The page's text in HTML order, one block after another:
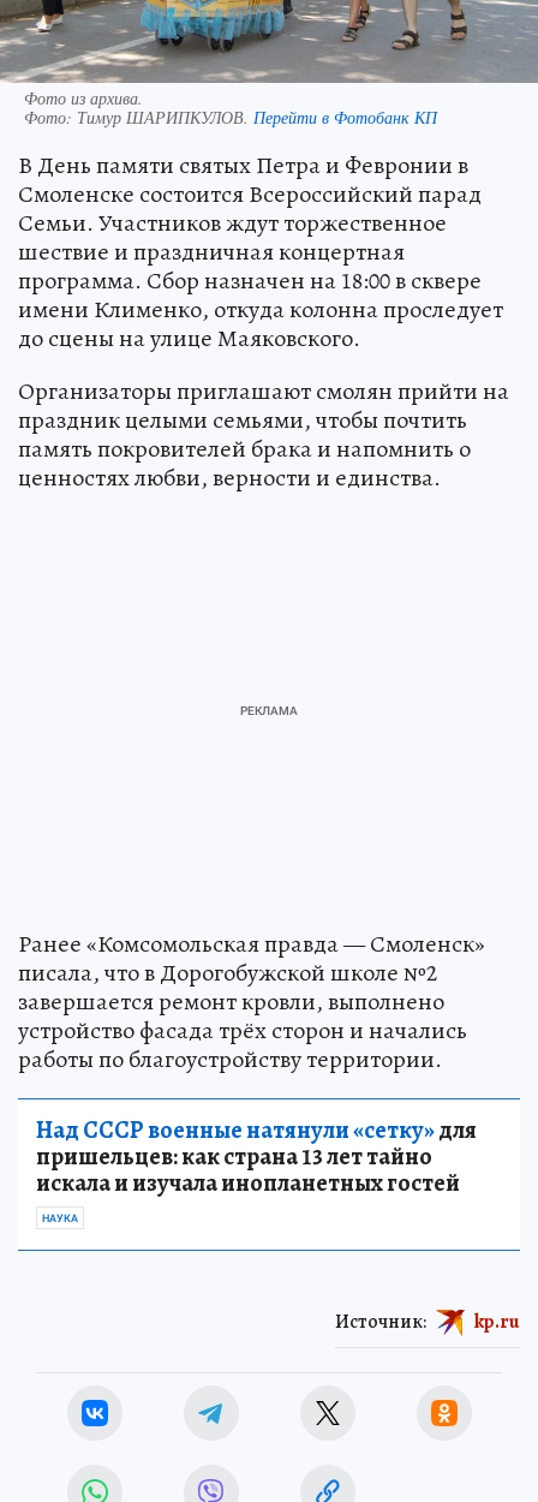
Фото из архива.
Фото: Тимур ШАРИПКУЛОВ. Перейти в Фотобанк КП
В День памяти святых Петра и Февронии в
Смоленске состоится Всероссийский парад
Семьи. Участников ждут торжественное
шествие и праздничная концертная
программа. Сбор назначен на 18:00 в сквере
имени Клименко, откуда колонна проследует
до сцены на улице Маяковского.
Организаторы приглашают смолян прийти на
праздник целыми семьями, чтобы почтить
память покровителей брака и напомнить о
ценностях любви, верности и единства.
Ранее «Комсомольская правда — Смоленск»
писала, что в Дорогобужской школе №2
завершается ремонт кровли, выполнено
устройство фасада трёх сторон и начались
работы по благоустройству территории.
Над СССР военные натянули «сетку»для
пришельцев: как страна 13 лет тайно
искала и изучала инопланетных гостей
НАУКА
Источник: kp.ru